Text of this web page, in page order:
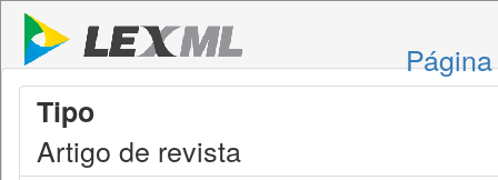
Tipo
Artigo de revista